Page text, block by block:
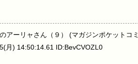
アーリャさん（９） (マガジンポケットコミ
月) 14:50:14.61 ID:BevCVOZL0